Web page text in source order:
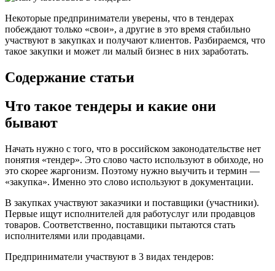
Некоторые предприниматели уверены, что в тендерах
побеждают только «свои», а другие в это время стабильно
участвуют в закупках и получают клиентов. Разбираемся, что
такое закупки и может ли малый бизнес в них заработать.
Содержание статьи
Что такое тендеры и какие они
бывают
Начать нужно с того, что в российском законодательстве нет
понятия «тендер». Это слово часто используют в обиходе, но
это скорее жаргонизм. Поэтому нужно выучить и термин —
«закупка». Именно это слово используют в документации.
В закупках участвуют заказчики и поставщики (участники).
Первые ищут исполнителей для работуслуг или продавцов
товаров. Соответственно, поставщики пытаются стать
исполнителями или продавцами.
Предприниматели участвуют в 3 видах тендеров: